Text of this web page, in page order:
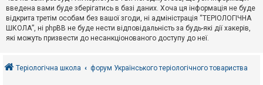
т
е
м
и
о
введена вами буде зберігатись в базі даних. Хоча ця інформація не буде
відкрита третім особам без вашої згоди, ні адміністрація “ТЕРІОЛОГІЧНА
ШКОЛА”, ні phpBB не буде нести відповідальність за будь-які дії хакерів,
які можуть призвести до несанкціонованого доступу до неї.
Теріологічна школа форум Українського теріологічного товариства